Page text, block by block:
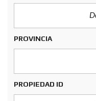
PROVINCIA
PROPIEDAD ID